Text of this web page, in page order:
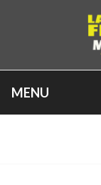
MENU